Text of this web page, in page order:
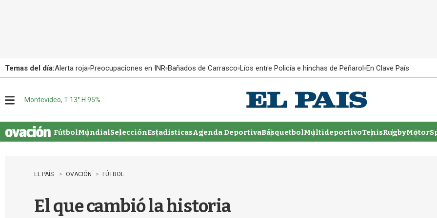
Temas del día:Alerta roja Preocupaciones en INR Bañados de Carrasco Líos entre Policía e hinchas de Peñarol En Clave País
u
Montevideo, T 13° H 95%
FútbolMundialSelecciónEstadisticasAgenda DeportivaBásquetbolMultideportivoTenisRugby
EL PAÍS OVACIÓN FÚTBOL
El que cambió la historia